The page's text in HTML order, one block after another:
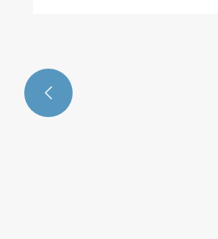
Aký rozpočet potrebujete na
tehelne? Ako dlho trvá
investície?
